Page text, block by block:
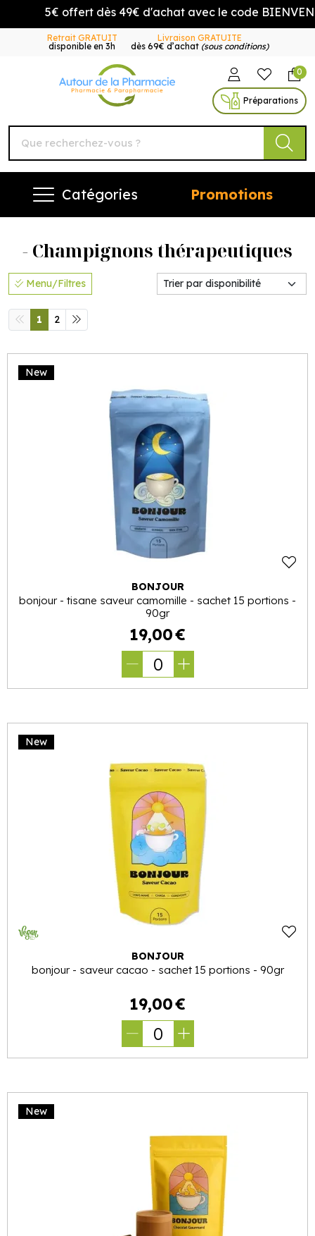
5€ offert dès 49€ d'achat avec le code BIENVENUE5
Retrait GRATUIT
disponible en 3h
Livraison GRATUITE
dès 69€ d’achat (sous conditions)
Autour de la Pharmacie
0
Préparations
Catégories Promotions
- Champignons thérapeutiques
Menu/Filtres
1 2
New
BONJOUR
bonjour - tisane saveur camomille - sachet 15 portions -
90gr
19,00€
0
New
BONJOUR
bonjour - saveur cacao - sachet 15 portions - 90gr
19,00€
0
New